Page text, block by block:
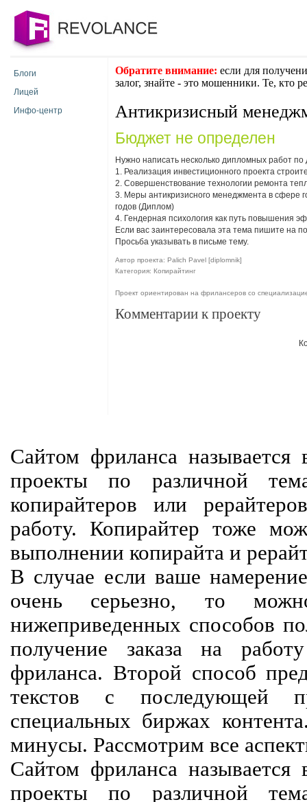
Блоги
Лицей
Инфо-центр
Обратите внимание: если для
залог, знайте - это мошенники. Те, кто
Антикризисный
Бюджет не определен
Нужно написать несколько дипломных работ
1. Реализация инвестиционного проекта
2. Совершенствование технологии ремонта
3. Меры антикризисного менеджмента в сфере
годов (Диплом)
4. Гендерная психология как путь повышения
Если вас заинтересовала эта тема пишите на
Просьба указывать в письме тему.
Автор проекта: Palich Pavel [diplomnik]
Категория: Копирайтинг
Проект ориентирован на фрилансеров со
Комментарии к проекту
Сайтом фриланса называется
проекты по различной
копирайтеров или
работу. Копирайтер тоже
выполнении копирайта и
В случае если ваше
очень серьезно, то
нижеприведенных способов
получение заказа на
фриланса. Второй способ
текстов с последующей
специальных биржах
минусы. Рассмотрим все
Сайтом фриланса называется
проекты по различной